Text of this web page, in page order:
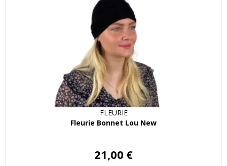
FLEURIE
Fleurie Bonnet Lou New
21,00 €